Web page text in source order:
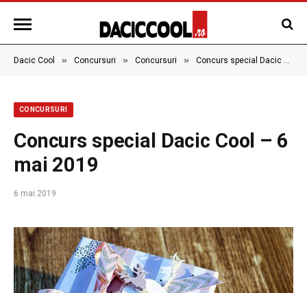
Dacic Cool » Concursuri » Concursuri » Concurs special Dacic Cool – 6 mai 2019
CONCURSURI
Concurs special Dacic Cool – 6
mai 2019
6 mai 2019